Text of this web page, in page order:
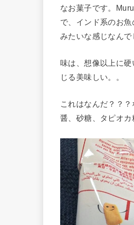
なお菓子です。
で、インド系のお
みたいな感じなん
味は、想像以上に
じる美味しい。。
これはなんだ？？
醤、砂糖、タピオ